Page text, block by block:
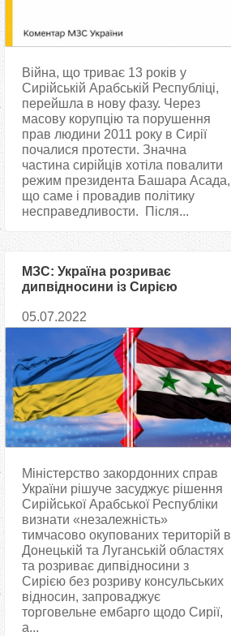
Війна, що триває 13 років у
Сирійській Арабській Республіці,
перейшла в нову фазу. Через
масову корупцію та порушення
прав людини 2011 року в Сирії
почалися протести. Значна
частина сирійців хотіла повалити
режим президента Башара Асада,
що саме і провадив політику
несправедливости. Після...
МЗС: Україна розриває
дипвідносини із Сирією
05.07.2022
Міністерство закордонних справ
України рішуче засуджує рішення
Сирійської Арабської Республіки
визнати «незалежність»
тимчасово окупованих територій в
Донецькій та Луганській областях
та розриває дипвідносини з
Сирією без розриву консульських
відносин, запроваджує
торговельне ембарго щодо Сирії,
а...